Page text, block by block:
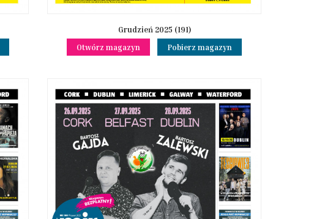
Grudzień 2025 (191)
Otwórz magazyn
Pobierz magazyn